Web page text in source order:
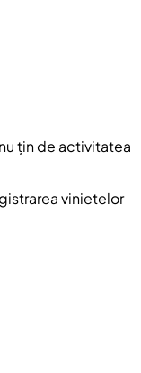
țin de activitatea
vinietelor